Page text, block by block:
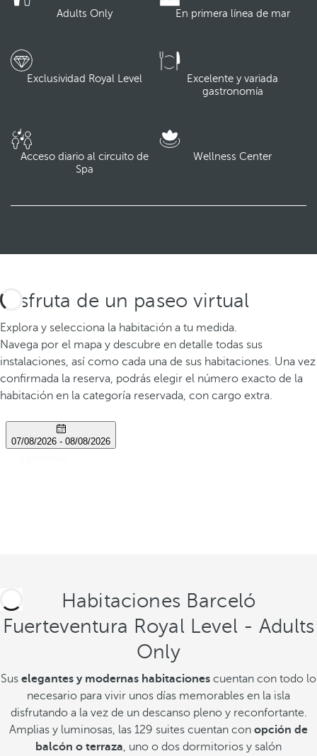
Adults Only En primera línea de mar
Exclusividad Royal Level
Excelente y variada
gastronomía
Acceso diario al circuito de
Spa
Wellness Center
Disfruta de un paseo virtual
Explora y selecciona la habitación a tu medida.
Navega por el mapa y descubre en detalle todas sus
instalaciones, así como cada una de sus habitaciones. Una vez
confirmada la reserva, podrás elegir el número exacto de la
habitación en la categoría reservada, con cargo extra.
Habitaciones Barceló
Fuerteventura Royal Level - Adults
Only
Sus elegantes y modernas habitaciones cuentan con todo lo
necesario para vivir unos días memorables en la isla
disfrutando a la vez de un descanso pleno y reconfortante.
Amplias y luminosas, las 129 suites cuentan con opción de
balcón o terraza, uno o dos dormitorios y salón